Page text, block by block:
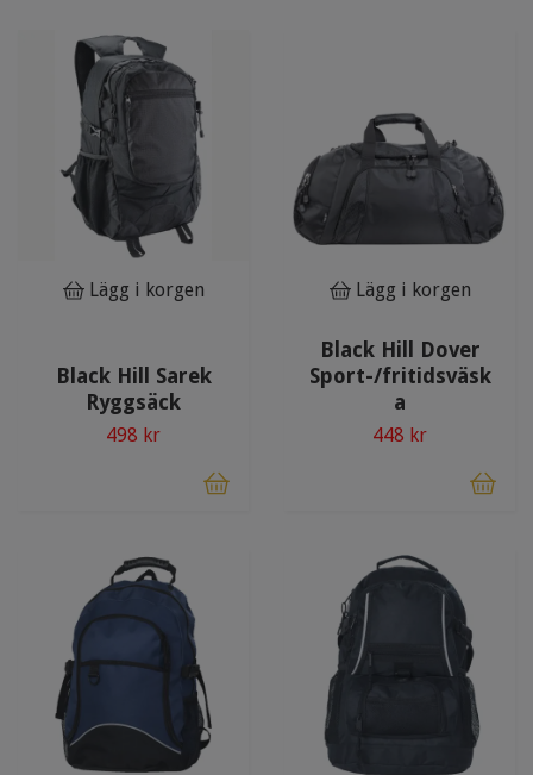
Lägg i korgen
Black Hill Sarek
Ryggsäck
498 kr
Lägg i korgen
Black Hill Dover
Sport-/fritidsväsk
a
448 kr